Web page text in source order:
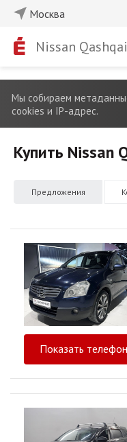
Москва
Nissan
Мы собираем
cookies и IP-адрес.
Купить Nissan
Предложения
Показать телефон